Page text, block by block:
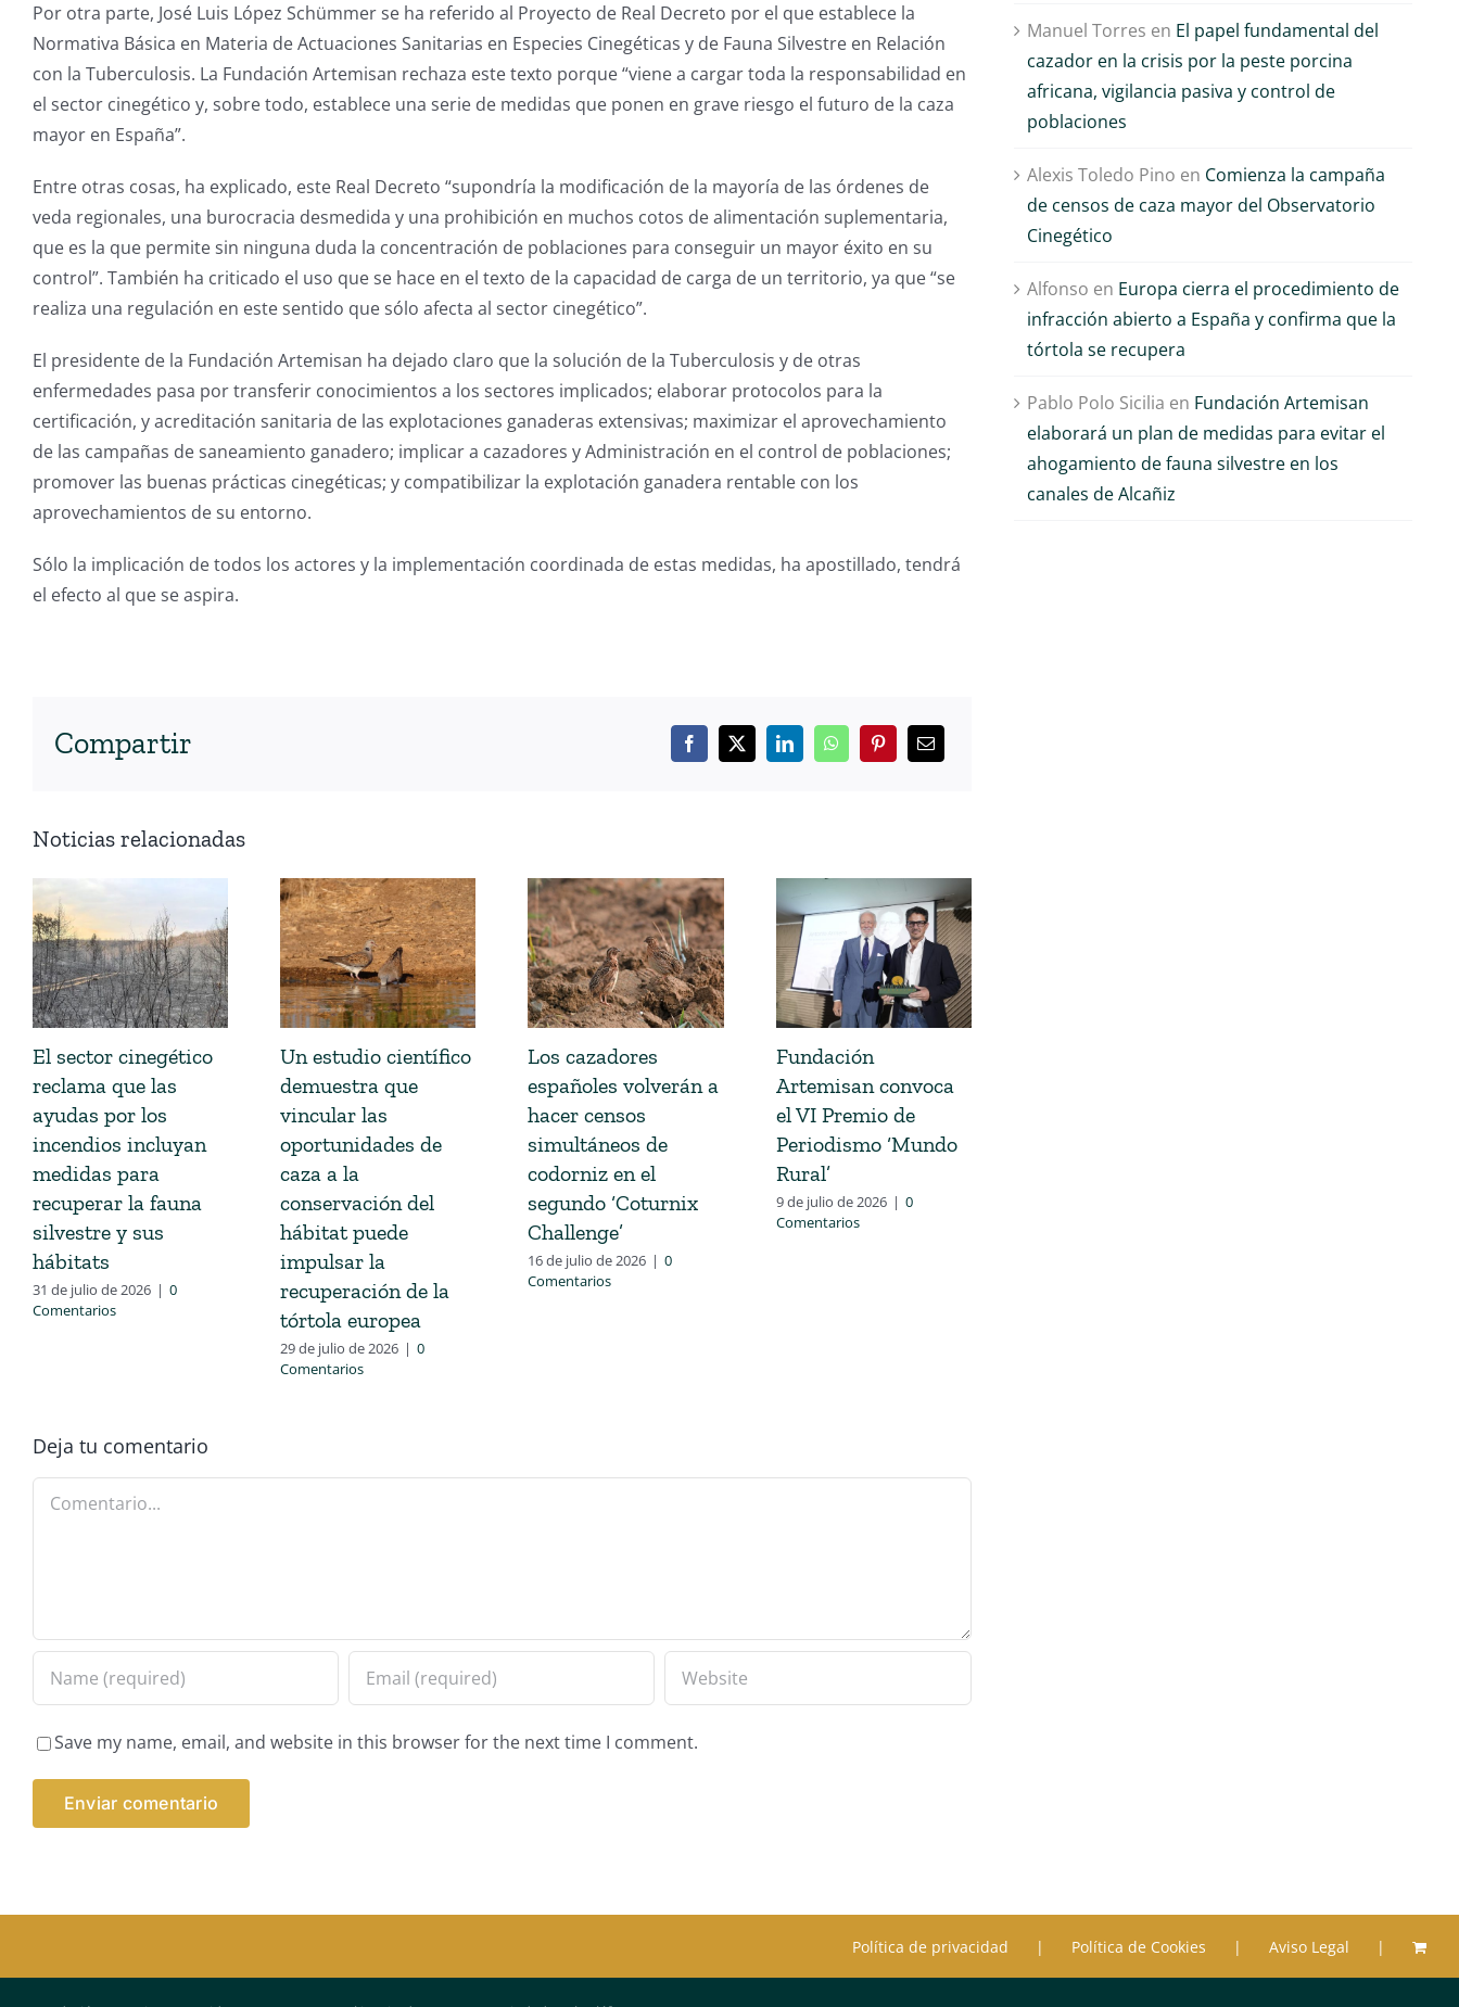
Por otra parte, José Luis López Schümmer se ha referido al Proyecto de Real Decreto por el que establece la
Normativa Básica en Materia de Actuaciones Sanitarias en Especies Cinegéticas y de Fauna Silvestre en Relación
con la Tuberculosis. La Fundación Artemisan rechaza este texto porque “viene a cargar toda la responsabilidad en
el sector cinegético y, sobre todo, establece una serie de medidas que ponen en grave riesgo el futuro de la caza
mayor en España”.
Entre otras cosas, ha explicado, este Real Decreto “supondría la modificación de la mayoría de las órdenes de
veda regionales, una burocracia desmedida y una prohibición en muchos cotos de alimentación suplementaria,
que es la que permite sin ninguna duda la concentración de poblaciones para conseguir un mayor éxito en su
control”. También ha criticado el uso que se hace en el texto de la capacidad de carga de un territorio, ya que “se
realiza una regulación en este sentido que sólo afecta al sector cinegético”.
El presidente de la Fundación Artemisan ha dejado claro que la solución de la Tuberculosis y de otras
enfermedades pasa por transferir conocimientos a los sectores implicados; elaborar protocolos para la
certificación, y acreditación sanitaria de las explotaciones ganaderas extensivas; maximizar el aprovechamiento
de las campañas de saneamiento ganadero; implicar a cazadores y Administración en el control de poblaciones;
promover las buenas prácticas cinegéticas; y compatibilizar la explotación ganadera rentable con los
aprovechamientos de su entorno.
Sólo la implicación de todos los actores y la implementación coordinada de estas medidas, ha apostillado, tendrá
el efecto al que se aspira.
Compartir
Noticias relacionadas
El sector cinegético
reclama que las
ayudas por los
incendios incluyan
medidas para
recuperar la fauna
silvestre y sus
hábitats
31 de julio de 2026 | 0
Comentarios
Un estudio científico
demuestra que
vincular las
oportunidades de
caza a la
conservación del
hábitat puede
impulsar la
recuperación de la
tórtola europea
29 de julio de 2026 | 0
Comentarios
Los cazadores
españoles volverán a
hacer censos
simultáneos de
codorniz en el
segundo ‘Coturnix
Challenge’
16 de julio de 2026 | 0
Comentarios
Fundación
Artemisan convoca
el VI Premio de
Periodismo ‘Mundo
Rural’
9 de julio de 2026 | 0
Comentarios
Deja tu comentario
Comentario
Save my name, email, and website in this browser for the next time I comment.
Manuel Torres en El papel fundamental del
cazador en la crisis por la peste porcina
africana, vigilancia pasiva y control de
poblaciones
Alexis Toledo Pino en Comienza la campaña
de censos de caza mayor del Observatorio
Cinegético
Alfonso en Europa cierra el procedimiento de
infracción abierto a España y confirma que la
tórtola se recupera
Pablo Polo Sicilia en Fundación Artemisan
elaborará un plan de medidas para evitar el
ahogamiento de fauna silvestre en los
canales de Alcañiz
Política de privacidad Política de Cookies Aviso Legal